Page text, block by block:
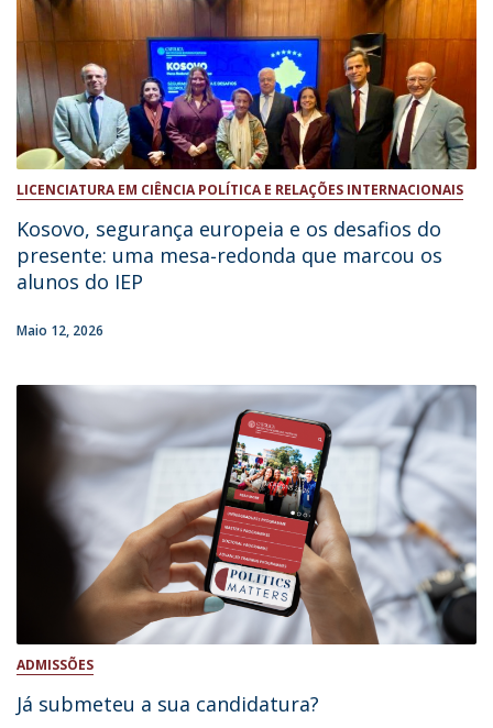
LICENCIATURA EM CIÊNCIA POLÍTICA E RELAÇÕES INTERNACIONAIS
Kosovo, segurança europeia e os desafios do
presente: uma mesa‑redonda que marcou os
alunos do IEP
Maio 12, 2026
ADMISSÕES
​Já submeteu a sua candidatura?